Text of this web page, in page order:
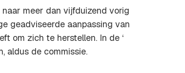
meer dan vijfduizend vorig
geadviseerde aanpassing van
om zich te herstellen. In de ‘
aldus de commissie.